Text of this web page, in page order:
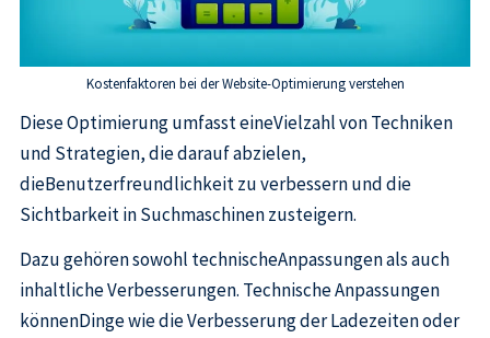
Kostenfaktoren bei der Website-Optimierung verstehen
Diese Optimierung umfasst eineVielzahl von Techniken
und Strategien, die darauf abzielen,
dieBenutzerfreundlichkeit zu verbessern und die
Sichtbarkeit in Suchmaschinen zusteigern.
Dazu gehören sowohl technischeAnpassungen als auch
inhaltliche Verbesserungen. Technische Anpassungen
könnenDinge wie die Verbesserung der Ladezeiten oder